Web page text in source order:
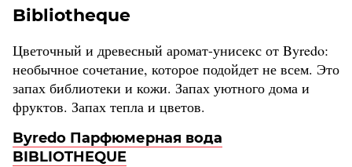
Bibliotheque
Цветочный и древесный аромат-унисекс от Byredo:
необычное сочетание, которое подойдет не всем. Это
запах библиотеки и кожи. Запах уютного дома и
фруктов. Запах тепла и цветов.
Byredo Парфюмерная вода
BIBLIOTHEQUE